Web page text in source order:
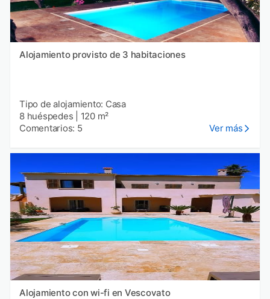
Alojamiento provisto de 3 habitaciones
Tipo de alojamiento: Casa
8 huéspedes
120 m²
Comentarios: 5
Ver más
Alojamiento con wi-fi en Vescovato